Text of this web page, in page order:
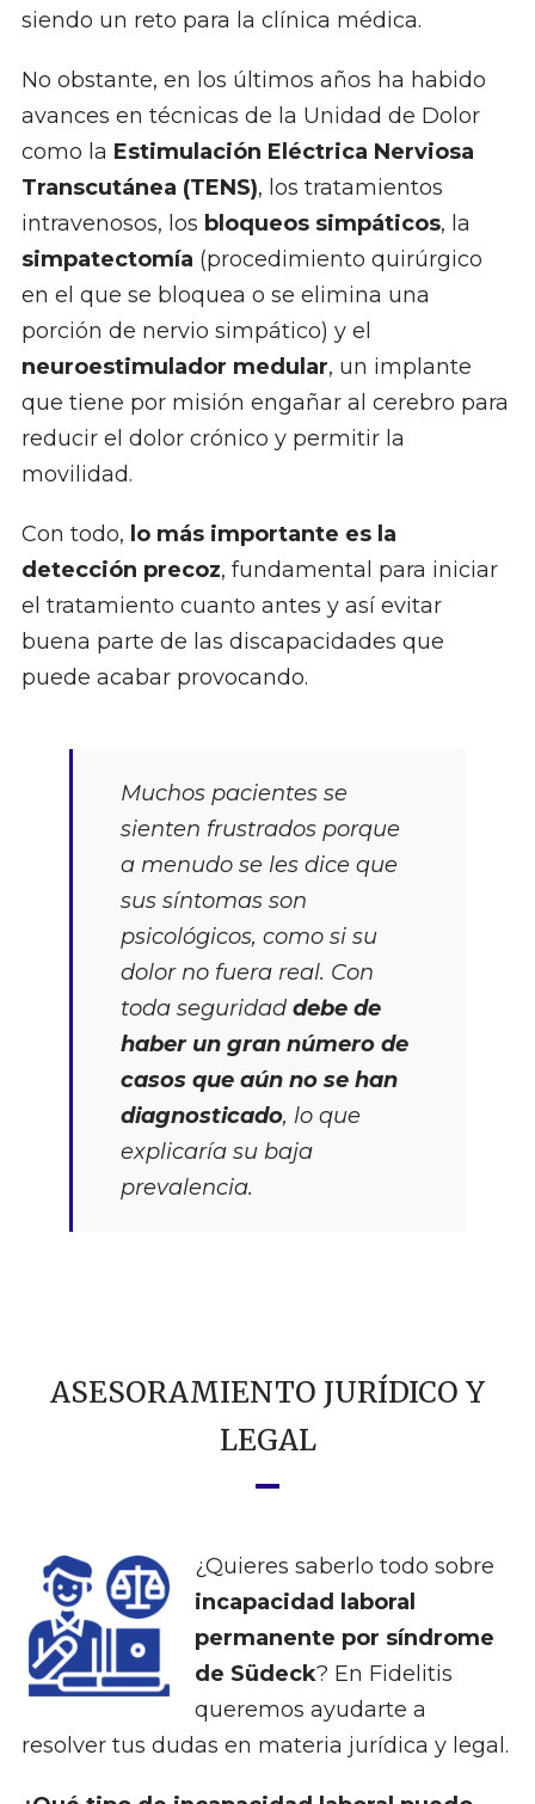
siendo un reto para la clínica médica.
No obstante, en los últimos años ha habido
avances en técnicas de la Unidad de Dolor
como la Estimulación Eléctrica Nerviosa
Transcutánea (TENS), los tratamientos
intravenosos, los bloqueos simpáticos, la
simpatectomía (procedimiento quirúrgico
en el que se bloquea o se elimina una
porción de nervio simpático) y el
neuroestimulador medular, un implante
que tiene por misión engañar al cerebro para
reducir el dolor crónico y permitir la
movilidad.
Con todo, lo más importante es la
detección precoz, fundamental para iniciar
el tratamiento cuanto antes y así evitar
buena parte de las discapacidades que
puede acabar provocando.
Muchos pacientes se
sienten frustrados porque
a menudo se les dice que
sus síntomas son
psicológicos, como si su
dolor no fuera real. Con
toda seguridad debe de
haber un gran número de
casos que aún no se han
diagnosticado, lo que
explicaría su baja
prevalencia.
ASESORAMIENTO JURÍDICO Y
LEGAL
¿Quieres saberlo todo sobre
incapacidad laboral
permanente por síndrome
de Südeck? En Fidelitis
queremos ayudarte a
resolver tus dudas en materia jurídica y legal.